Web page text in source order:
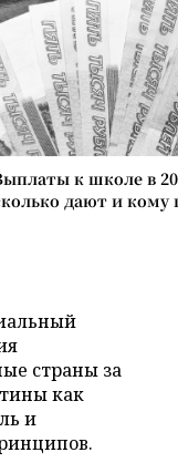
к школе в
дают и
страны за
как
и